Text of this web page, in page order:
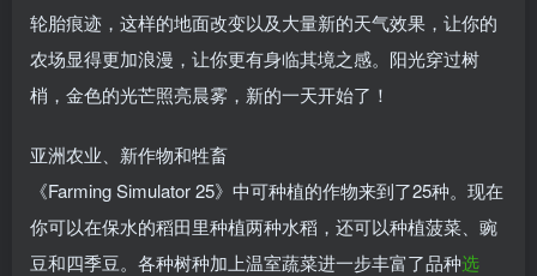
轮胎痕迹，这样的地面改变以及大量新的天气效果，让你的
农场显得更加浪漫，让你更有身临其境之感。阳光穿过树
梢，金色的光芒照亮晨雾，新的一天开始了！
亚洲农业、新作物和牲畜
《Farming Simulator 25》中可种植的作物来到了25种。现在
你可以在保水的稻田里种植两种水稻，还可以种植菠菜、豌
豆和四季豆。各种树种加上温室蔬菜进一步丰富了品种选